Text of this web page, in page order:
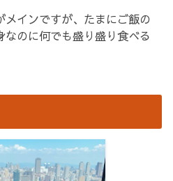
メインですが、たまにご飯の
のに何でも盛り盛り食べる